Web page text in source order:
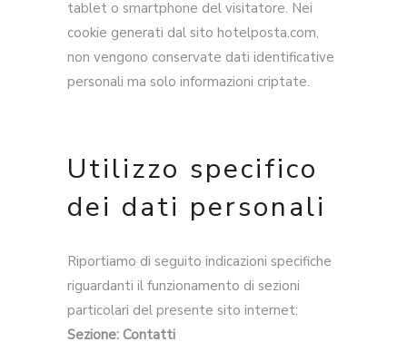
tablet o smartphone del visitatore. Nei
cookie generati dal sito hotelposta.com,
non vengono conservate dati identificative
personali ma solo informazioni criptate.
Utilizzo specifico
dei dati personali
Riportiamo di seguito indicazioni specifiche
riguardanti il funzionamento di sezioni
particolari del presente sito internet:
Sezione: Contatti